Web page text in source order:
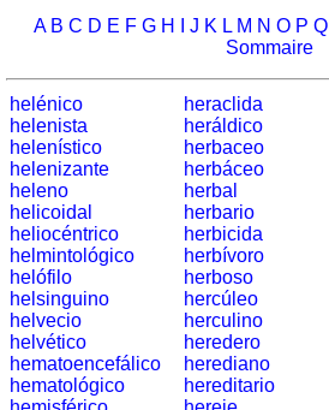
roumain
Utilités
Convertisseurs
d'unités
Plaques
d'immatriculation
Coucher
du
soleil
Balades
à
vélo
A B C D E F G H J K L M N O P Q
Sommaire
helénico
helenista
helenístico
helenizante
heleno
helicoidal
heliocéntrico
helmintológico
helófilo
helsinguino
helvecio
helvético
hematoencefálico
hematológico
heraclida
heráldico
herbaceo
herbáceo
herbal
herbario
herbicida
herbívoro
herboso
hercúleo
herculino
heredero
herediano
hereditario